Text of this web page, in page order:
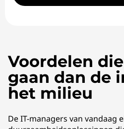
Voordelen
gaan dan de
het milieu
De IT-managers van vandaag